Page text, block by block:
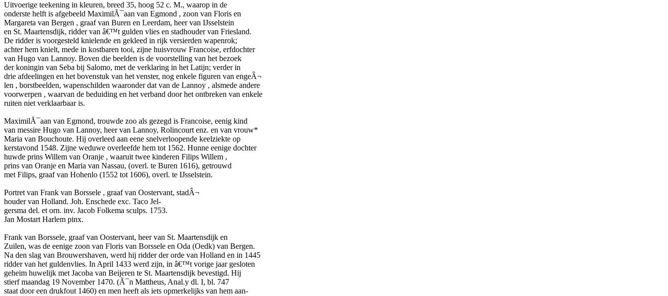
Uitvoerige teekening in kleuren, breed 35, hoog 52 c. M., waarop in de
onderste helft is afgebeeld MaximilÃ¯aan van Egmond , zoon van Floris en
Margareta van Bergen , graaf van Buren en Leerdam, heer van IJsselstein
en St. Maartensdijk, ridder van â€™t gulden vlies en stadhouder van Friesland.
De ridder is voorgesteld knielende en gekleed in rijk versierden wapenrok;
achter hem knielt, mede in kostbaren tooi, zijne huisvrouw Francoise, erfdochter
van Hugo van Lannoy. Boven die beelden is de voorstelling van het bezoek
der koningin van Seba bij Salomo, met de verklaring in het Latijn; verder in
drie afdeelingen en het bovenstuk van het venster, nog enkele figuren van engeÂ¬
len , borstbeelden, wapenschilden waaronder dat van de Lannoy , alsmede andere
voorwerpen , waarvan de beduiding en het verband door het ontbreken van enkele
ruiten niet verklaarbaar is.
MaximilÃ¯aan van Egmond, trouwde zoo als gezegd is Francoise, eenig kind
van messire Hugo van Lannoy, heer van Lannoy, Rolincourt enz. en van vrouw*
Maria van Bouchoute. Hij overleed aan eene snelverloopende keelziekte op
kerstavond 1548. Zijne weduwe overleefde hem tot 1562. Hunne eenige dochter
huwde prins Willem van Oranje , waaruit twee kinderen Filips Willem ,
prins van Oranje en Maria van Nassau, (overl. te Buren 1616), getrouwd
met Filips, graaf van Hohenlo (1552 tot 1606), overl. te IJsselstein.
Portret van Frank van Borssele , graaf van Oostervant, stadÂ¬
houder van Holland. Joh. Enschede exc. Taco Jel-
gersma del. et orn. inv. Jacob Folkema sculps. 1753.
Jan Mostart Harlem pinx.
Frank van Borssele, graaf van Oostervant, heer van St. Maartensdijk en
Zuilen, was de eenige zoon van Floris van Borssele en Oda (Oedk) van Bergen.
Na den slag van Brouwershaven, werd hij ridder der orde van Holland en in 1445
ridder van het guldenvlies. In April 1433 werd zijn, in â€™t vorige jaar gesloten
geheim huwelijk met Jacoba van Beijeren te St. Maartensdijk bevestigd. Hij
stierf maandag 19 November 1470. (Ã¯n Mattheus, Anal.y dl. I, bl. 747
staat door een drukfout 1460) en men heeft als iets opmerkelijks van hem aan-